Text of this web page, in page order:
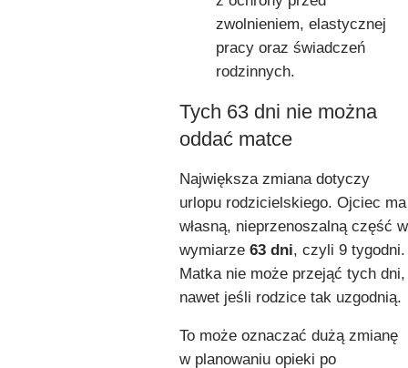
zwolnieniem, elastycznej
pracy oraz świadczeń
rodzinnych.
Tych 63 dni nie można
oddać matce
Największa zmiana dotyczy
urlopu rodzicielskiego. Ojciec ma
własną, nieprzenoszalną część w
wymiarze 63 dni, czyli 9 tygodni.
Matka nie może przejąć tych dni,
nawet jeśli rodzice tak uzgodnią.
To może oznaczać dużą zmianę
w planowaniu opieki po